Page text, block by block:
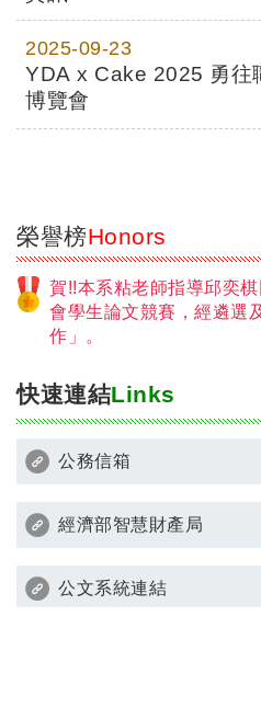
2025-09-23
YDA x Cake 2025 勇往
博覽會
榮譽榜Honors
賀!!本系粘老師指導邱奕
會學生論文競賽，經遴選
作」。
文、黃千綺 林姿妤、黃閔
榮獲本校2021全國大專及
發成果展示 佳作
快速連結Links
公務信箱
經濟部智慧財產局
公文系統連結